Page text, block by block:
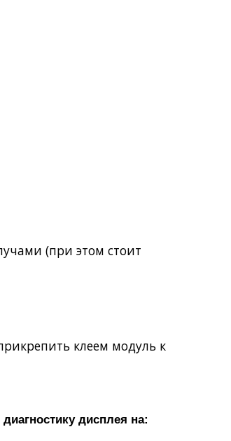
(при этом стоит
клеем модуль к
дисплея на: